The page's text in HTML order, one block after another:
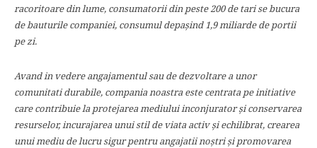
racoritoare din lume, consumatorii din peste 200 de tari se bucura
de bauturile companiei, consumul depaşind 1,9 miliarde de portii
pe zi.
Avand in vedere angajamentul sau de dezvoltare a unor
comunitati durabile, compania noastra este centrata pe initiative
care contribuie la protejarea mediului inconjurator şi conservarea
resurselor, incurajarea unui stil de viata activ şi echilibrat, crearea
unui mediu de lucru sigur pentru angajatii noştri şi promovarea